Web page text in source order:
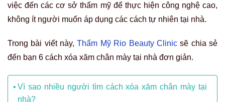
việc đến các cơ sở thẩm mỹ để thực hiện công nghệ cao,
không ít người muốn áp dụng các cách tự nhiên tại nhà.
Trong bài viết này,Thẩm Mỹ Rio Beauty Clinicsẽ chia sẻ
đến bạn 6 cách xóa xăm chân mày tại nhà đơn giản.
Vì sao nhiều người tìm cách xóa xăm chân mày tại
nhà?